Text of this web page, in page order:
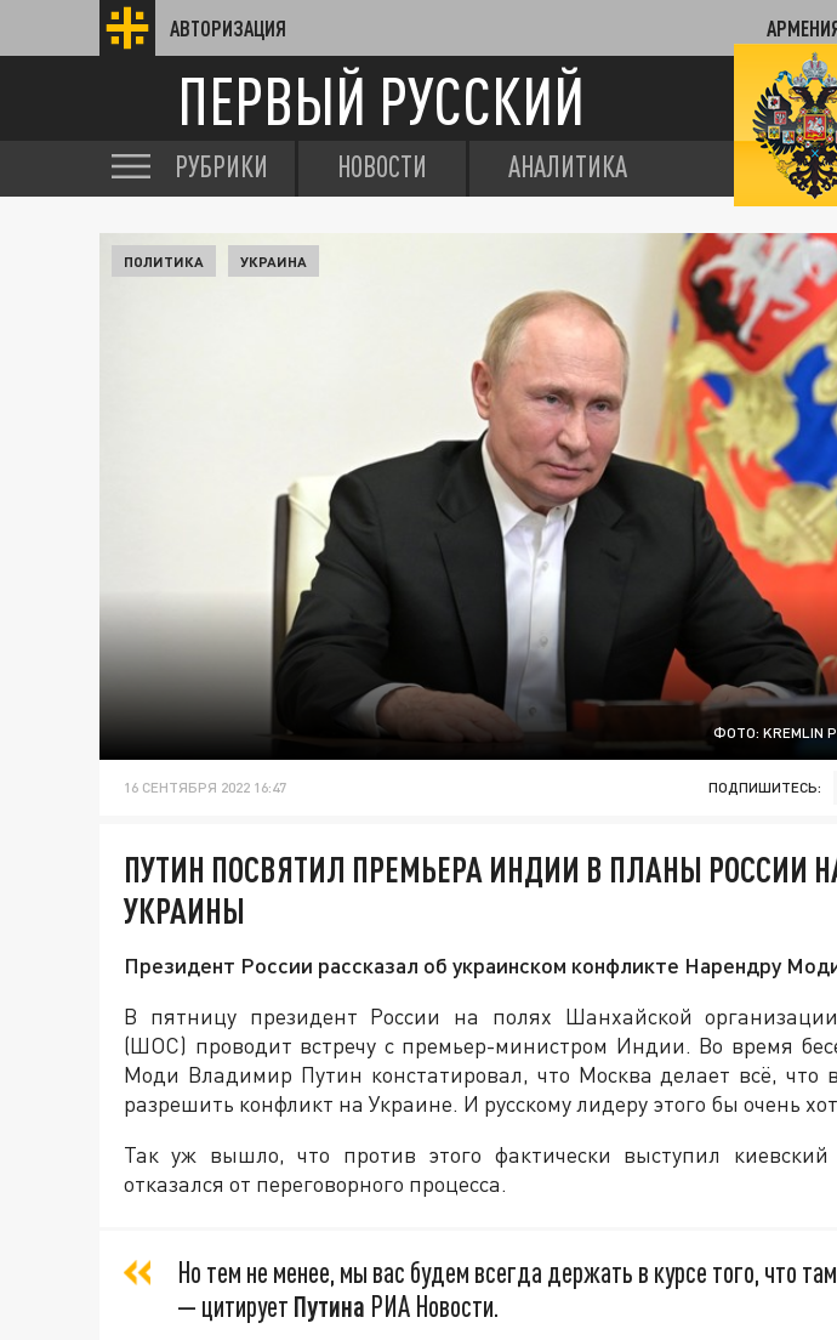
АВТОРИЗАЦИЯ
ПЕРВЫЙ РУССКИЙ
РУБРИКИ НОВОСТИ АНАЛИТИКА
ФОТО: KREMLIN
ПОЛИТИКА УКРАИНА
16 СЕНТЯБРЯ 2022 16:47 ПОДПИШИТЕСЬ:
ПУТИН ПОСВЯТИЛ ПРЕМЬЕРА ИНДИИ В ПЛАНЫ РОССИИ
УКРАИНЫ
Президент России рассказал об украинском конфликте Нарендру
В пятницу президент России на полях Шанхайской организации
(ШОС) проводит встречу с премьер-министром Индии. Во время
Моди Владимир Путин констатировал, что Москва делает всё, что
разрешить конфликт на Украине. И русскому лидеру этого бы очень
Так уж вышло, что против этого фактически выступил
отказался от переговорного процесса.
Но тем не менее, мы вас будем всегда держать в курсе того, что
— цитирует Путина РИА Новости.